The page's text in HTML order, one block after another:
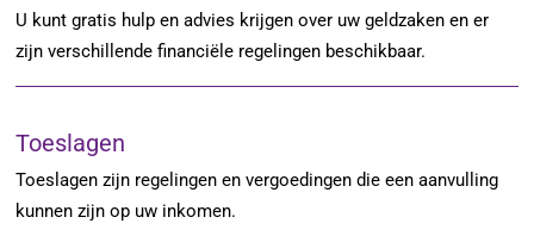
U kunt gratis hulp en advies krijgen over uw geldzaken en er
zijn verschillende financiële regelingen beschikbaar.
Toeslagen
Toeslagen zijn regelingen en vergoedingen die een aanvulling
kunnen zijn op uw inkomen.